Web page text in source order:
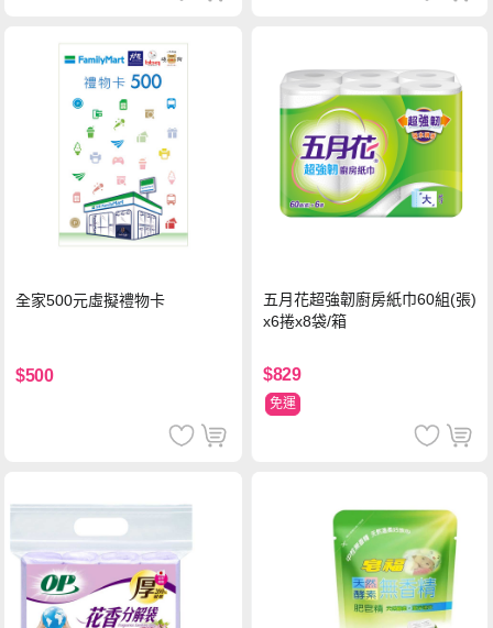
全家500元虛擬禮物卡
$500
五月花超強韌廚房紙巾60組(張)
x6捲x8袋/箱
$829
免運